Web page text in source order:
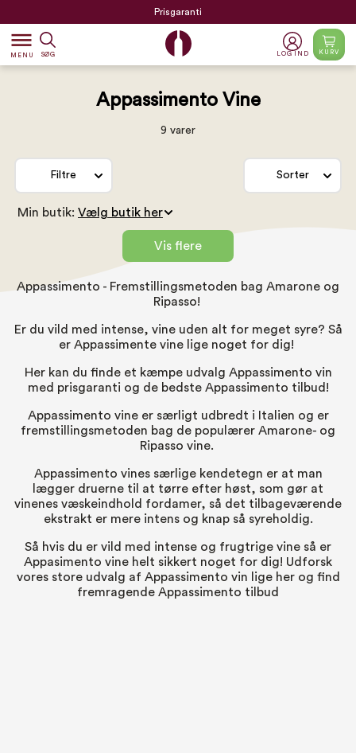
Prisgaranti
dehaze
MENU SØG LOG IND KURV
Appassimento Vine
9 varer
Filtre Sorter
Min butik:
Vis flere
Appassimento - Fremstillingsmetoden bag Amarone og
Ripasso!
Er du vild med intense, vine uden alt for meget syre? Så
er Appassimente vine lige noget for dig!
Her kan du finde et kæmpe udvalg Appassimento vin
med prisgaranti og de bedste Appassimento tilbud!
Appassimento vine er særligt udbredt i Italien og er
fremstillingsmetoden bag de populærer Amarone- og
Ripasso vine.
Appassimento vines særlige kendetegn er at man
lægger druerne til at tørre efter høst, som gør at
vinenes væskeindhold fordamer, så det tilbageværende
ekstrakt er mere intens og knap så syreholdig.
Så hvis du er vild med intense og frugtrige vine så er
Appasimento vine helt sikkert noget for dig! Udforsk
vores store udvalg af Appassimento vin lige her og find
fremragende Appassimento tilbud